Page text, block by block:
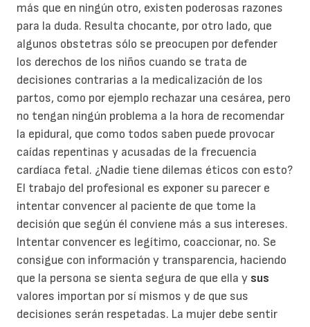
más que en ningún otro, existen poderosas razones
para la duda. Resulta chocante, por otro lado, que
algunos obstetras sólo se preocupen por defender
los derechos de los niños cuando se trata de
decisiones contrarias a la medicalización de los
partos, como por ejemplo rechazar una cesárea, pero
no tengan ningún problema a la hora de recomendar
la epidural, que como todos saben puede provocar
caídas repentinas y acusadas de la frecuencia
cardíaca fetal. ¿Nadie tiene dilemas éticos con esto?
El trabajo del profesional es exponer su parecer e
intentar convencer al paciente de que tome la
decisión que según él conviene más a sus intereses.
Intentar convencer es legítimo, coaccionar, no. Se
consigue con información y transparencia, haciendo
que la persona se sienta segura de que ella y sus
valores importan por sí mismos y de que sus
decisiones serán respetadas. La mujer debe sentir